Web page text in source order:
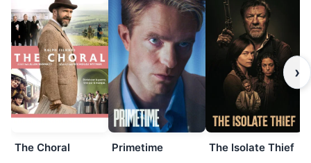
The Choral Primetime The Isolate Thief
›